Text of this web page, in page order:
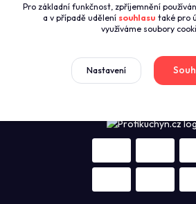
+420774421626
(Po-Pá 8:00-16:00)
sales@profikuchyn.cz
Pro základní funkčnost, zpříjemnění
a v případě udělení souhlasu také pro
využíváme soubory
Nastavení